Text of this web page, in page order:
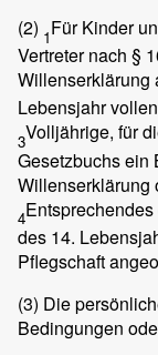
(2) 1Für Kinder
Vertreter nach §
Willenserklärung
Lebensjahr
3Volljährige, für
Gesetzbuchs ein
Willenserklärung
4
des 14.
Pflegschaft
(3) Die
Bedingungen